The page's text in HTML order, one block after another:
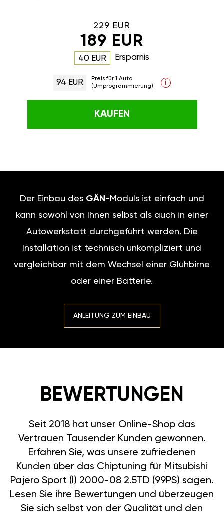
229 EUR
189 EUR
40 EUR Ersparnis
94 EUR
Preis für 1 Auto
(Umprogrammierung)
i
KAUFEN
Der Einbau des GÄN -Moduls ist einfach und
kann sowohl von Ihnen selbst als auch in einer
Autowerkstatt durchgeführt werden. Die
Installation ist technisch unkompliziert und
vergleichbar mit dem Wechsel einer Glühbirne
oder einer Batterie.
ANLEITUNG ZUM EINBAU
BEWERTUNGEN
Seit 2018 hat unser Online-Shop das
Vertrauen Tausender Kunden gewonnen.
Erfahren Sie, was unsere zufriedenen
Kunden über das Chiptuning für Mitsubishi
Pajero Sport (I) 2000-08 2.5TD (99PS) sagen.
Lesen Sie ihre Bewertungen und überzeugen
Sie sich selbst von der Qualität und den